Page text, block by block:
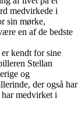
medvirkede i
sin mørke,
en af de bedste
kendt for sine
Stellan
og
der også har
medvirket i